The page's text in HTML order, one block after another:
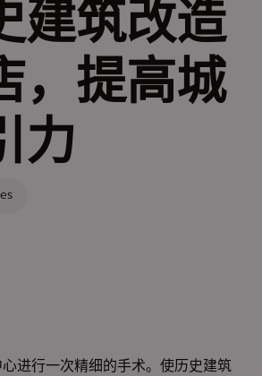
建筑改造
，提高城
力
进行一次精细的手术。使历史建筑